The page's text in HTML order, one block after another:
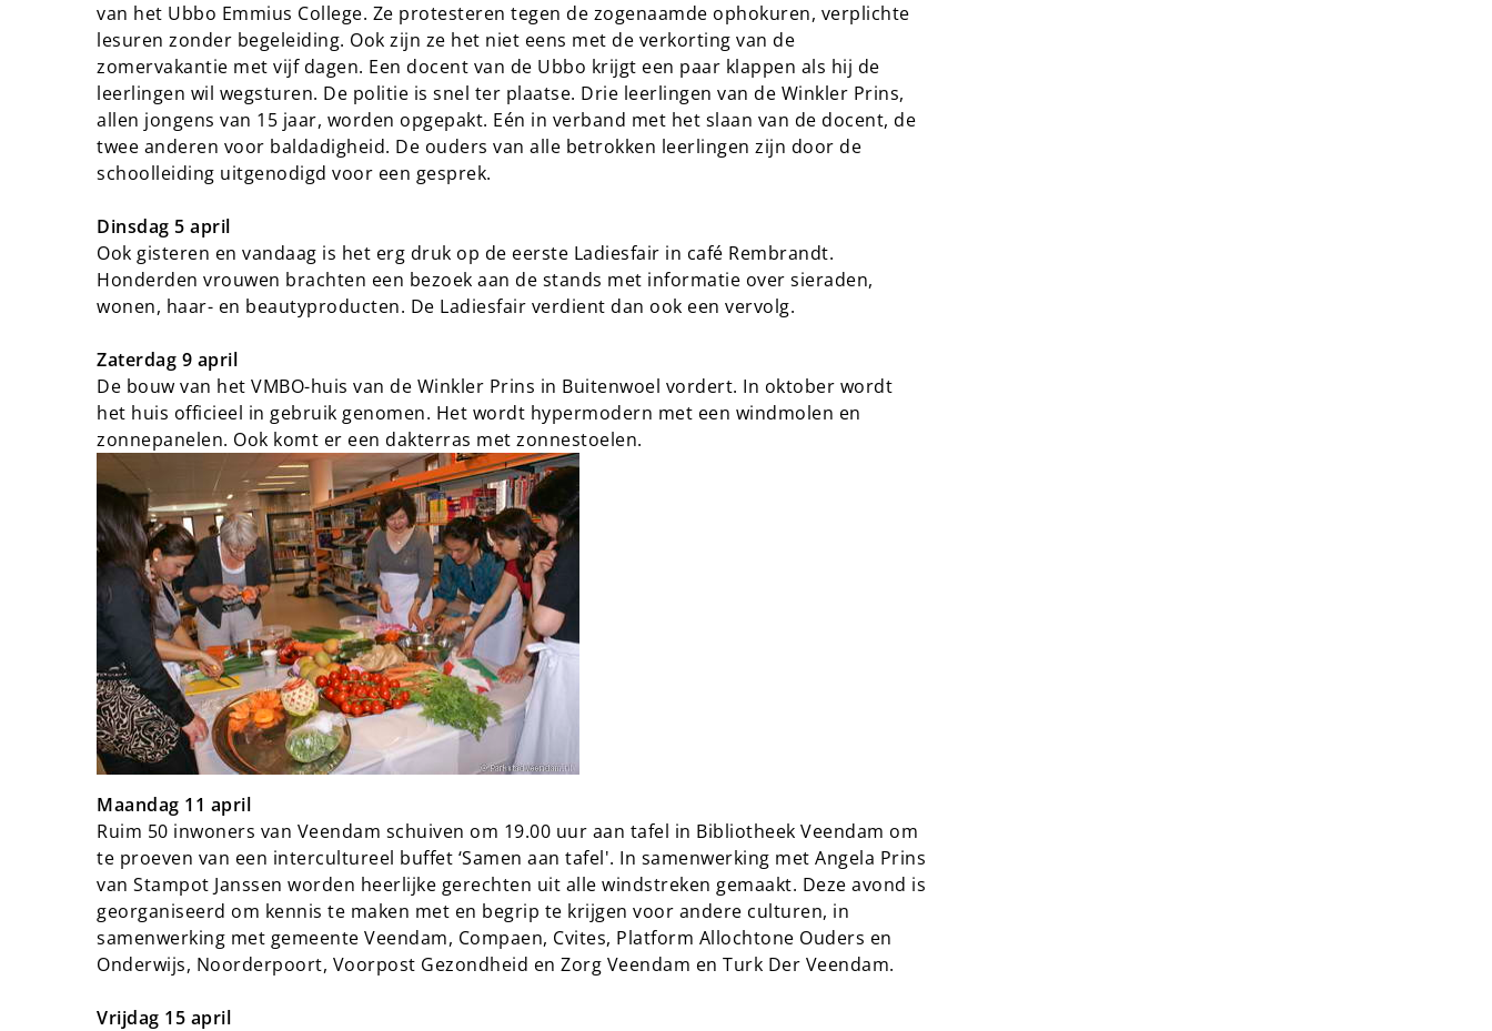
van het Ubbo Emmius College. Ze protesteren tegen de zogenaamde ophokuren, verplichte
lesuren zonder begeleiding. Ook zijn ze het niet eens met de verkorting van de
zomervakantie met vijf dagen. Een docent van de Ubbo krijgt een paar klappen als hij de
leerlingen wil wegsturen. De politie is snel ter plaatse. Drie leerlingen van de Winkler Prins,
allen jongens van 15 jaar, worden opgepakt. Eén in verband met het slaan van de docent, de
twee anderen voor baldadigheid. De ouders van alle betrokken leerlingen zijn door de
schoolleiding uitgenodigd voor een gesprek.
Dinsdag 5 april
Ook gisteren en vandaag is het erg druk op de eerste Ladiesfair in café Rembrandt.
Honderden vrouwen brachten een bezoek aan de stands met informatie over sieraden,
wonen, haar- en beautyproducten. De Ladiesfair verdient dan ook een vervolg.
Zaterdag 9 april
De bouw van het VMBO-huis van de Winkler Prins in Buitenwoel vordert. In oktober wordt
het huis officieel in gebruik genomen. Het wordt hypermodern met een windmolen en
zonnepanelen. Ook komt er een dakterras met zonnestoelen.
Maandag 11 april
Ruim 50 inwoners van Veendam schuiven om 19.00 uur aan tafel in Bibliotheek Veendam om
te proeven van een intercultureel buffet ‘Samen aan tafel'. In samenwerking met Angela Prins
van Stampot Janssen worden heerlijke gerechten uit alle windstreken gemaakt. Deze avond is
georganiseerd om kennis te maken met en begrip te krijgen voor andere culturen, in
samenwerking met gemeente Veendam, Compaen, Cvites, Platform Allochtone Ouders en
Onderwijs, Noorderpoort, Voorpost Gezondheid en Zorg Veendam en Turk Der Veendam.
Vrijdag 15 april